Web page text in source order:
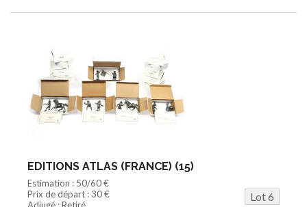
EDITIONS ATLAS (FRANCE) (15)
Estimation : 50/60 €
Prix de départ : 30 €
Lot 6
Adjugé : Retiré